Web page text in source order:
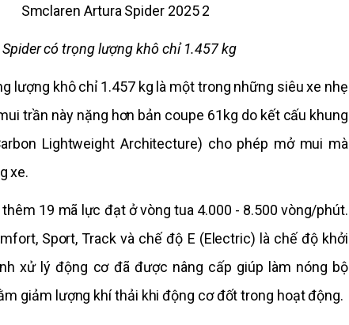
có trọng lượng khô chỉ 1.457 kg
lượng khô chỉ 1.457 kg là một trong những siêu xe nhẹ
trần này nặng hơn bản coupe 61kg do kết cấu khung
Lightweight Architecture) cho phép mở mui mà
xe.
19 mã lực đạt ở vòng tua 4.000 - 8.500 vòng/phút.
Sport, Track và chế độ E (Electric) là chế độ khởi
xử lý động cơ đã được nâng cấp giúp làm nóng bộ
giảm lượng khí thải khi động cơ đốt trong hoạt động.